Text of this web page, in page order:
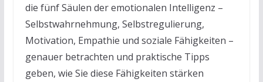
die fünf Säulen der emotionalen Intelligenz –
Selbstwahrnehmung, Selbstregulierung,
Motivation, Empathie und soziale Fähigkeiten –
genauer betrachten und praktische Tipps
geben, wie Sie diese Fähigkeiten stärken